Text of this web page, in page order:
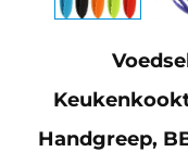
Handgreep,